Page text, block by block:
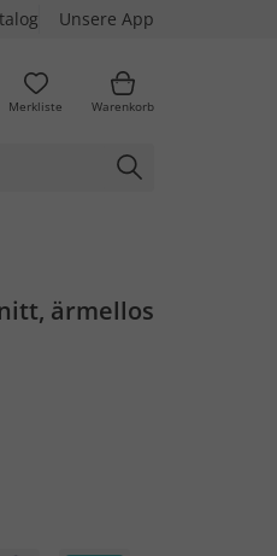
Unsere App
Merkliste Warenkorb
ärmellos